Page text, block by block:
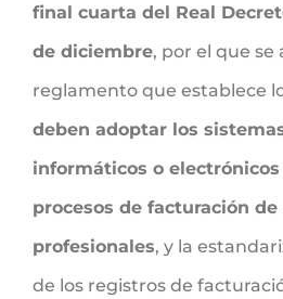
final cuarta del Real
de diciembre, por el que se
reglamento que establece
deben adoptar los
informáticos o
procesos de facturación
profesionales, y la
de los registros de